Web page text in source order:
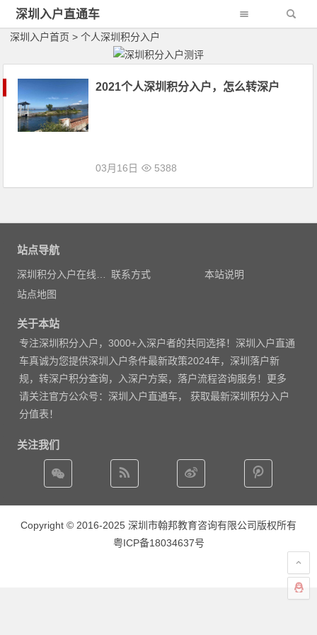
深圳入户直通车
深圳入户首页 > 个人深圳积分入户
2021个人深圳积分入户，怎么转深户
03月16日 5388
站点导航
联系方式
本站说明
站点地图
关于本站
专注深圳积分入户 ，3000+入深户者的共同选择！深圳入户直通
车真诚为您提供深圳入户条件最新政策2024年，深圳落户新
规，转深户积分查询，入深户方案，落户流程咨询服务！更多
请关注官方公众号：深圳入户直通车， 获取最新深圳积分入户
分值表！
关注我们
Copyright © 2016-2025 深圳市翰邦教育咨询有限公司版权所有
粤ICP备18034637号